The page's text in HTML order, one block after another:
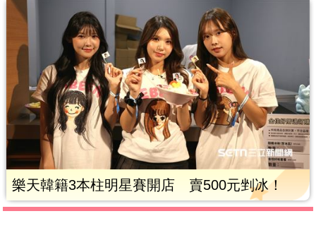
樂天韓籍3本柱明星賽開店 賣500元剉冰！